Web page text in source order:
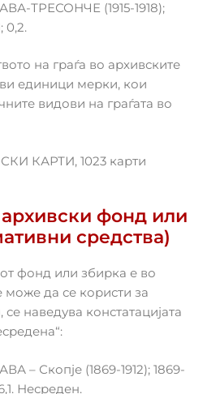
ТРЕСОНЧЕ (1915-1918);
0,2.
на граѓа во архивските
единици мерки, кои
видови на граѓата во
КАРТИ, 1023 карти
фонд или
средства)
фонд или збирка е во
може да се користи за
наведува констатацијата
– Скопје (1869-1912); 1869-
Несреден.